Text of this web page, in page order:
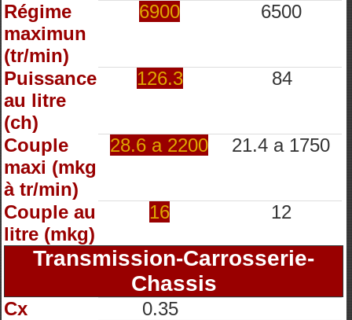
Régime
maximun
(tr/min)
6900 6500
Puissance
au litre
(ch)
126.3 84
Couple
maxi (mkg
à tr/min)
28.6 a 2200 21.4 a 1750
Couple au
litre (mkg)
16 12
Transmission-Carrosserie-
Chassis
Cx
0.35